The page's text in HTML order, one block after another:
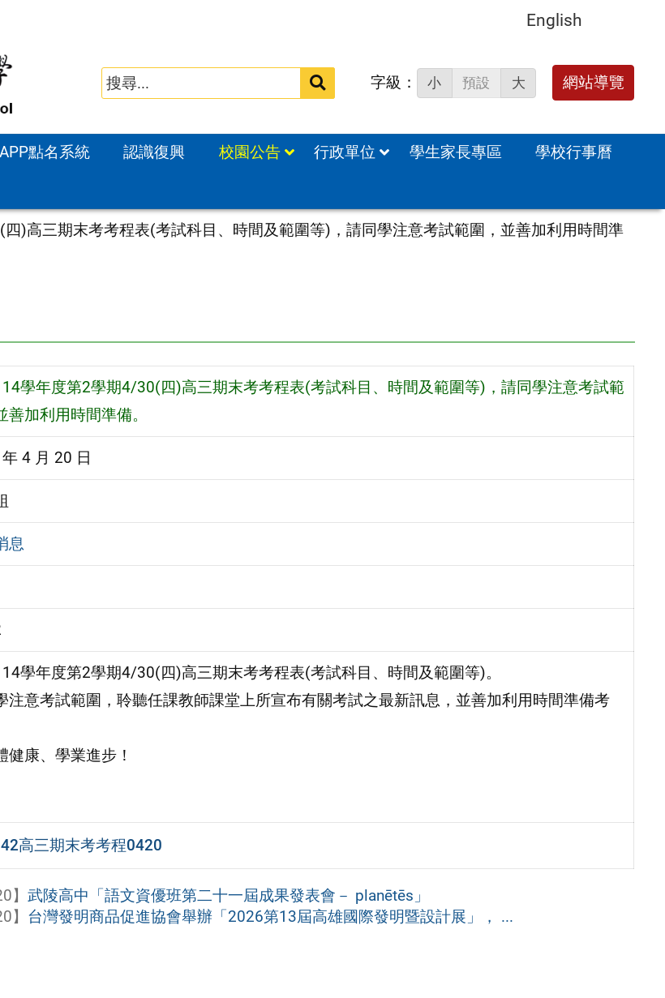
English
搜
字級： 小 預設 大 網站導覽
點名系統 認識復興 校園公告 行政單位 學生家長專區
學校行事曆
)高三期末考考程表(考試科目、時間及範圍等)，請同學注意考試範圍，並善加利用時間準
學年度第2學期4/30(四)高三期末考考程表(考試科目、時間及範圍等)，請同學注意考試範
善加利用時間準備。
4 月 20 日
息
學年度第2學期4/30(四)高三期末考考程表(考試科目、時間及範圍等)。
注意考試範圍，聆聽任課教師課堂上所宣布有關考試之最新訊息，並善加利用時間準備考
健康、學業進步！
高三期末考考程0420
】武陵高中「語文資優班第二十一屆成果發表會－ planētēs」
】 台灣發明商品促進協會舉辦「2026第13屆高雄國際發明暨設計展」， ...